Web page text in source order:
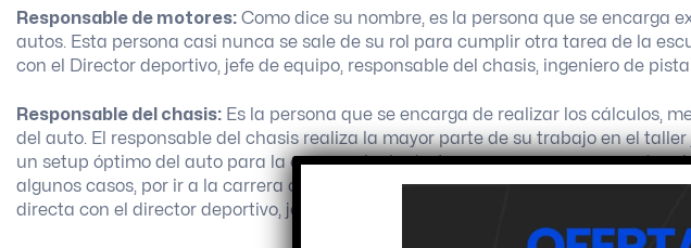
Responsable de motores: Como dice su nombre, es la persona que se encarga
autos. Esta persona casi nunca se sale de su rol para cumplir otra tarea de la
con el Director deportivo, jefe de equipo, responsable del chasis, ingeniero de
Responsable del chasis: Es la persona que se encarga de realizar los cálculos,
del auto. El responsable del chasis realiza la mayor parte de su trabajo en el
un setup óptimo del auto para la carrera siguiente. La persona que ocupa este
algunos casos, por ir a la carrera o no, todo depende del contrato que tenga con
directa con el director deportivo, jefe de equipo, motorista, ingeniero de pista y